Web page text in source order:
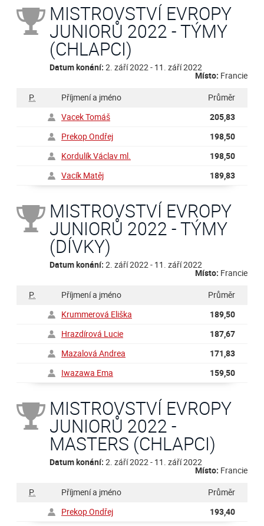
MISTROVSTVÍ EVROPY
JUNIORŮ 2022 - TÝMY
(CHLAPCI)
Datum konání: 2. září 2022 - 11. září 2022
Místo: Francie
P.
Příjmení a jméno
Průměr
Vacek Tomáš
205,83
Prekop Ondřej
198,50
Kordulík Václav ml.
198,50
Vacík Matěj
189,83
MISTROVSTVÍ EVROPY
JUNIORŮ 2022 - TÝMY
(DÍVKY)
Datum konání: 2. září 2022 - 11. září 2022
Místo: Francie
P.
Příjmení a jméno
Průměr
Krummerová Eliška
189,50
Hrazdírová Lucie
187,67
Mazalová Andrea
171,83
Iwazawa Ema
159,50
MISTROVSTVÍ EVROPY
JUNIORŮ 2022 -
MASTERS (CHLAPCI)
Datum konání: 2. září 2022 - 11. září 2022
Místo: Francie
P.
Příjmení a jméno
Průměr
Prekop Ondřej
193,40